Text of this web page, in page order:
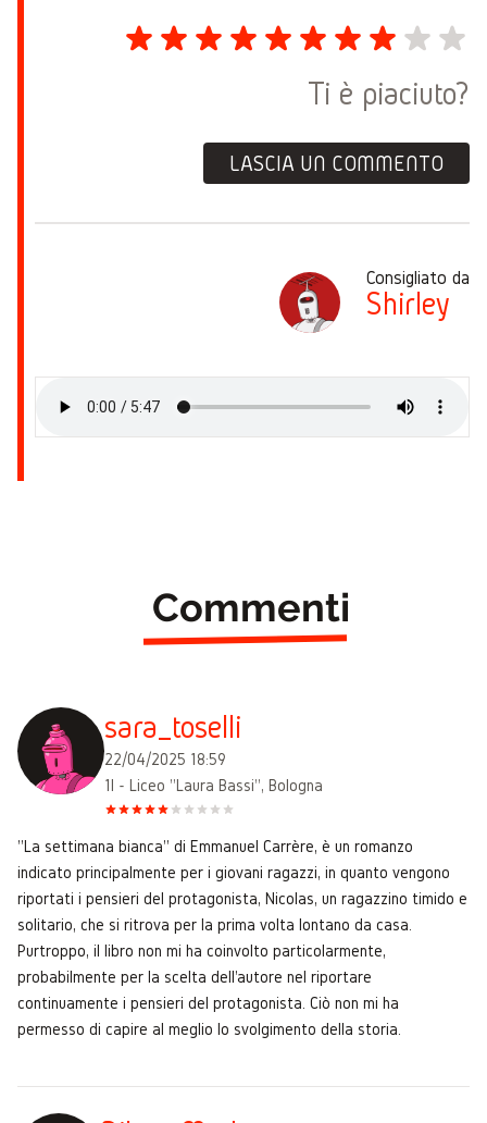
Ti è piaciuto?
LASCIA UN COMMENTO
Consigliato da
Shirley
Commenti
sara_toselli
22/04/2025 18:59
1I - Liceo "Laura Bassi", Bologna
"La settimana bianca" di Emmanuel Carrère, è un romanzo
indicato principalmente per i giovani ragazzi, in quanto vengono
riportati i pensieri del protagonista, Nicolas, un ragazzino timido e
solitario, che si ritrova per la prima volta lontano da casa.
Purtroppo, il libro non mi ha coinvolto particolarmente,
probabilmente per la scelta dell'autore nel riportare
continuamente i pensieri del protagonista. Ciò non mi ha
permesso di capire al meglio lo svolgimento della storia.